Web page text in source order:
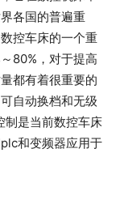
各国的普遍重
控车床的一个重
80%，对于提高
都有着很重要的
自动换档和无级
制是当前数控车床
和变频器应用于